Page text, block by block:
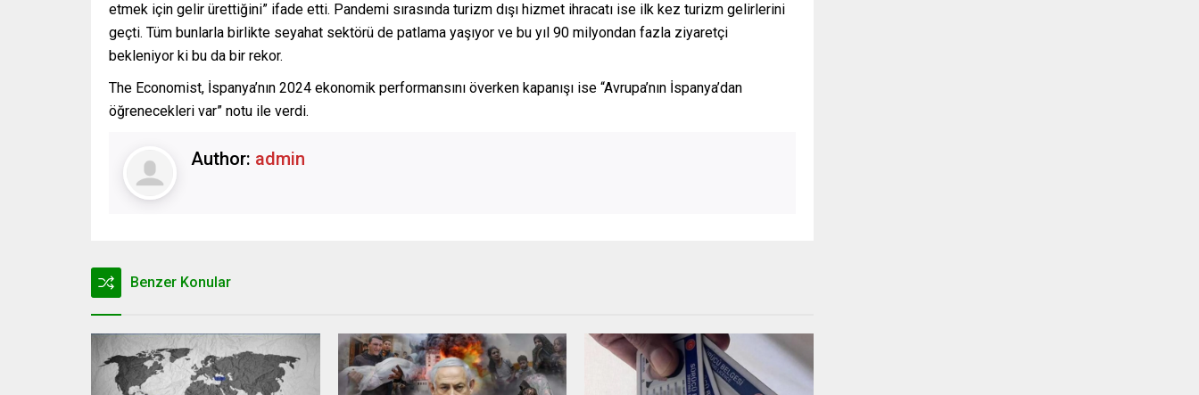
etmek için gelir ürettiğini” ifade etti. Pandemi sırasında turizm dışı hizmet ihracatı ise ilk kez turizm gelirlerini
geçti. Tüm bunlarla birlikte seyahat sektörü de patlama yaşıyor ve bu yıl 90 milyondan fazla ziyaretçi
bekleniyor ki bu da bir rekor.
The Economist, İspanya’nın 2024 ekonomik performansını överken kapanışı ise “Avrupa’nın İspanya’dan
öğrenecekleri var” notu ile verdi.
Author: admin
Benzer Konular